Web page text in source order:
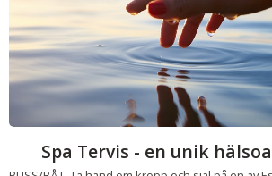
Spa Tervis - en unik